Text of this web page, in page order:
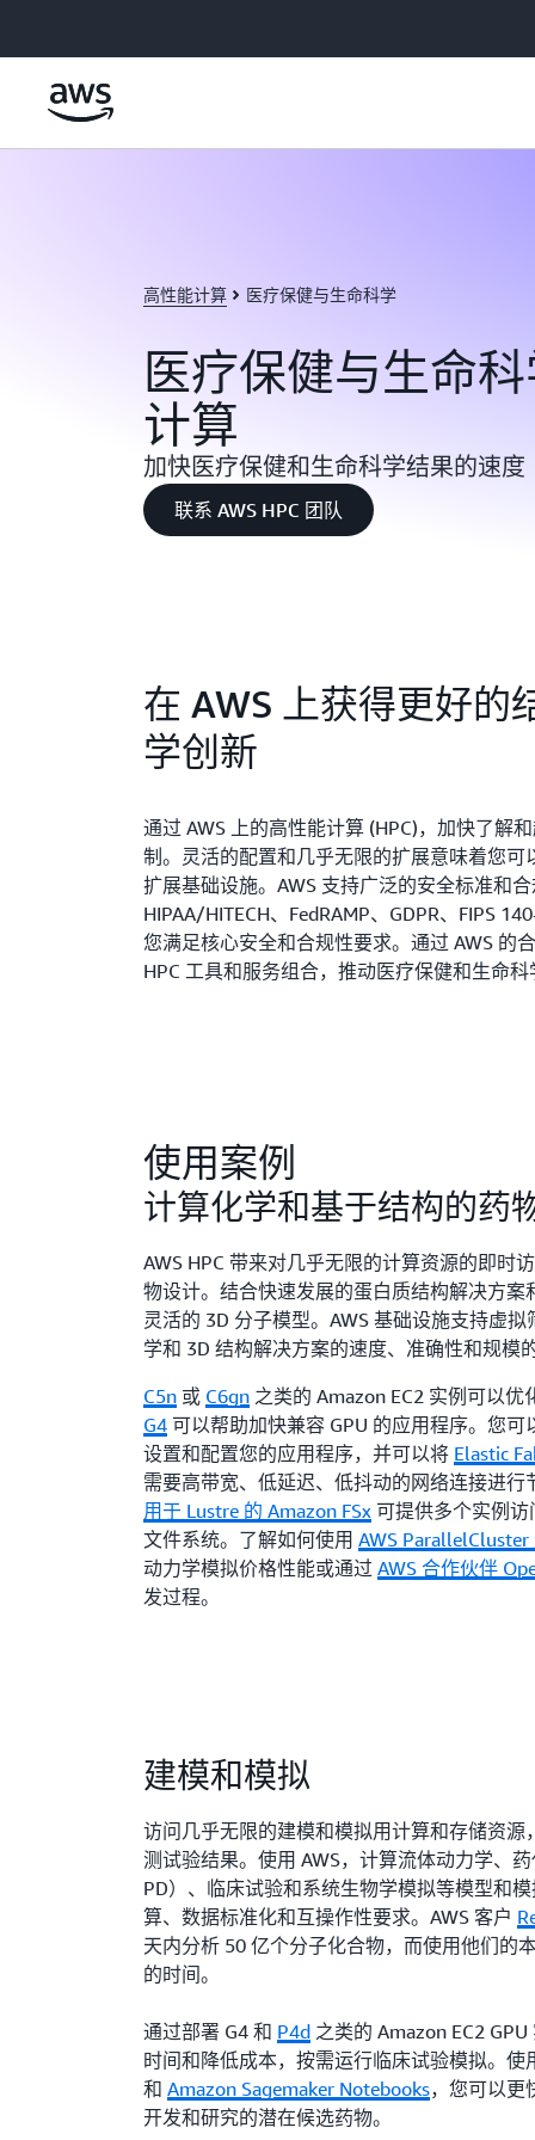
高性能计算 医疗保健与生命科学
医疗保健与生命
计算
加快医疗保健和生命科学结果的速度
联系 AWS HPC 团队
在 AWS 上获得更好的
学创新
通过 AWS 上的高性能计算 (HPC)，加快了解
制。灵活的配置和几乎无限的扩展意味着您
扩展基础设施。AWS 支持广泛的安全标准和
HIPAA/HITECH、FedRAMP、GDPR、FIPS
您满足核心安全和合规性要求。通过 AWS 的
HPC 工具和服务组合，推动医疗保健和生命
使用案例
计算化学和基于结构的药
AWS HPC 带来对几乎无限的计算资源的即时
物设计。结合快速发展的蛋白质结构解决方案
灵活的 3D 分子模型。AWS 基础设施支持虚
学和 3D 结构解决方案的速度、准确性和规模
C5n 或 C6gn 之类的 Amazon EC2 实例可以
G4 可以帮助加快兼容 GPU 的应用程序。您
设置和配置您的应用程序，并可以将 Elastic
需要高带宽、低延迟、低抖动的网络连接进行
用于 Lustre 的 Amazon FSx 可提供多个实例
文件系统。了解如何使用 AWS ParallelCluster
动力学模拟价格性能或通过 AWS 合作伙伴
发过程。
建模和模拟
访问几乎无限的建模和模拟用计算和存储资源
测试验结果。使用 AWS，计算流体动力学、
PD）、临床试验和系统生物学模拟等模型和
算、数据标准化和互操作性要求。AWS 客户
天内分析 50 亿个分子化合物，而使用他们的
的时间。
通过部署 G4 和 P4d 之类的 Amazon EC2
时间和降低成本，按需运行临床试验模拟。使
和 Amazon Sagemaker Notebooks，您可以更
开发和研究的潜在候选药物。